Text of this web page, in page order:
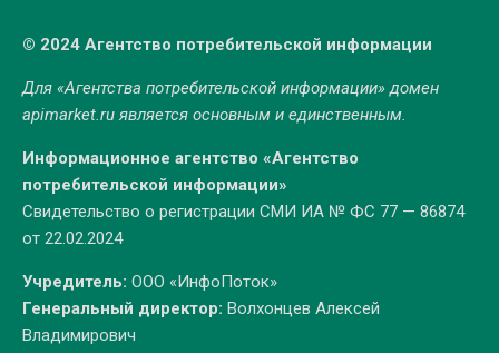
© 2024 Агентство потребительской информации
Для «Агентства потребительской информации» домен
apimarket.ruявляется основным и единственным.
Информационное агентство «Агентство
потребительской информации»
Свидетельство о регистрации СМИ ИА № ФС 77 — 86874
от 22.02.2024
Учредитель: ООО «ИнфоПоток»
Генеральный директор: Волхонцев Алексей
Владимирович